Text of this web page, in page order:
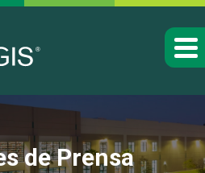
de Prensa